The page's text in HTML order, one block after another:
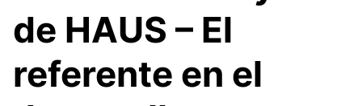
de HAUS – El
referente en el